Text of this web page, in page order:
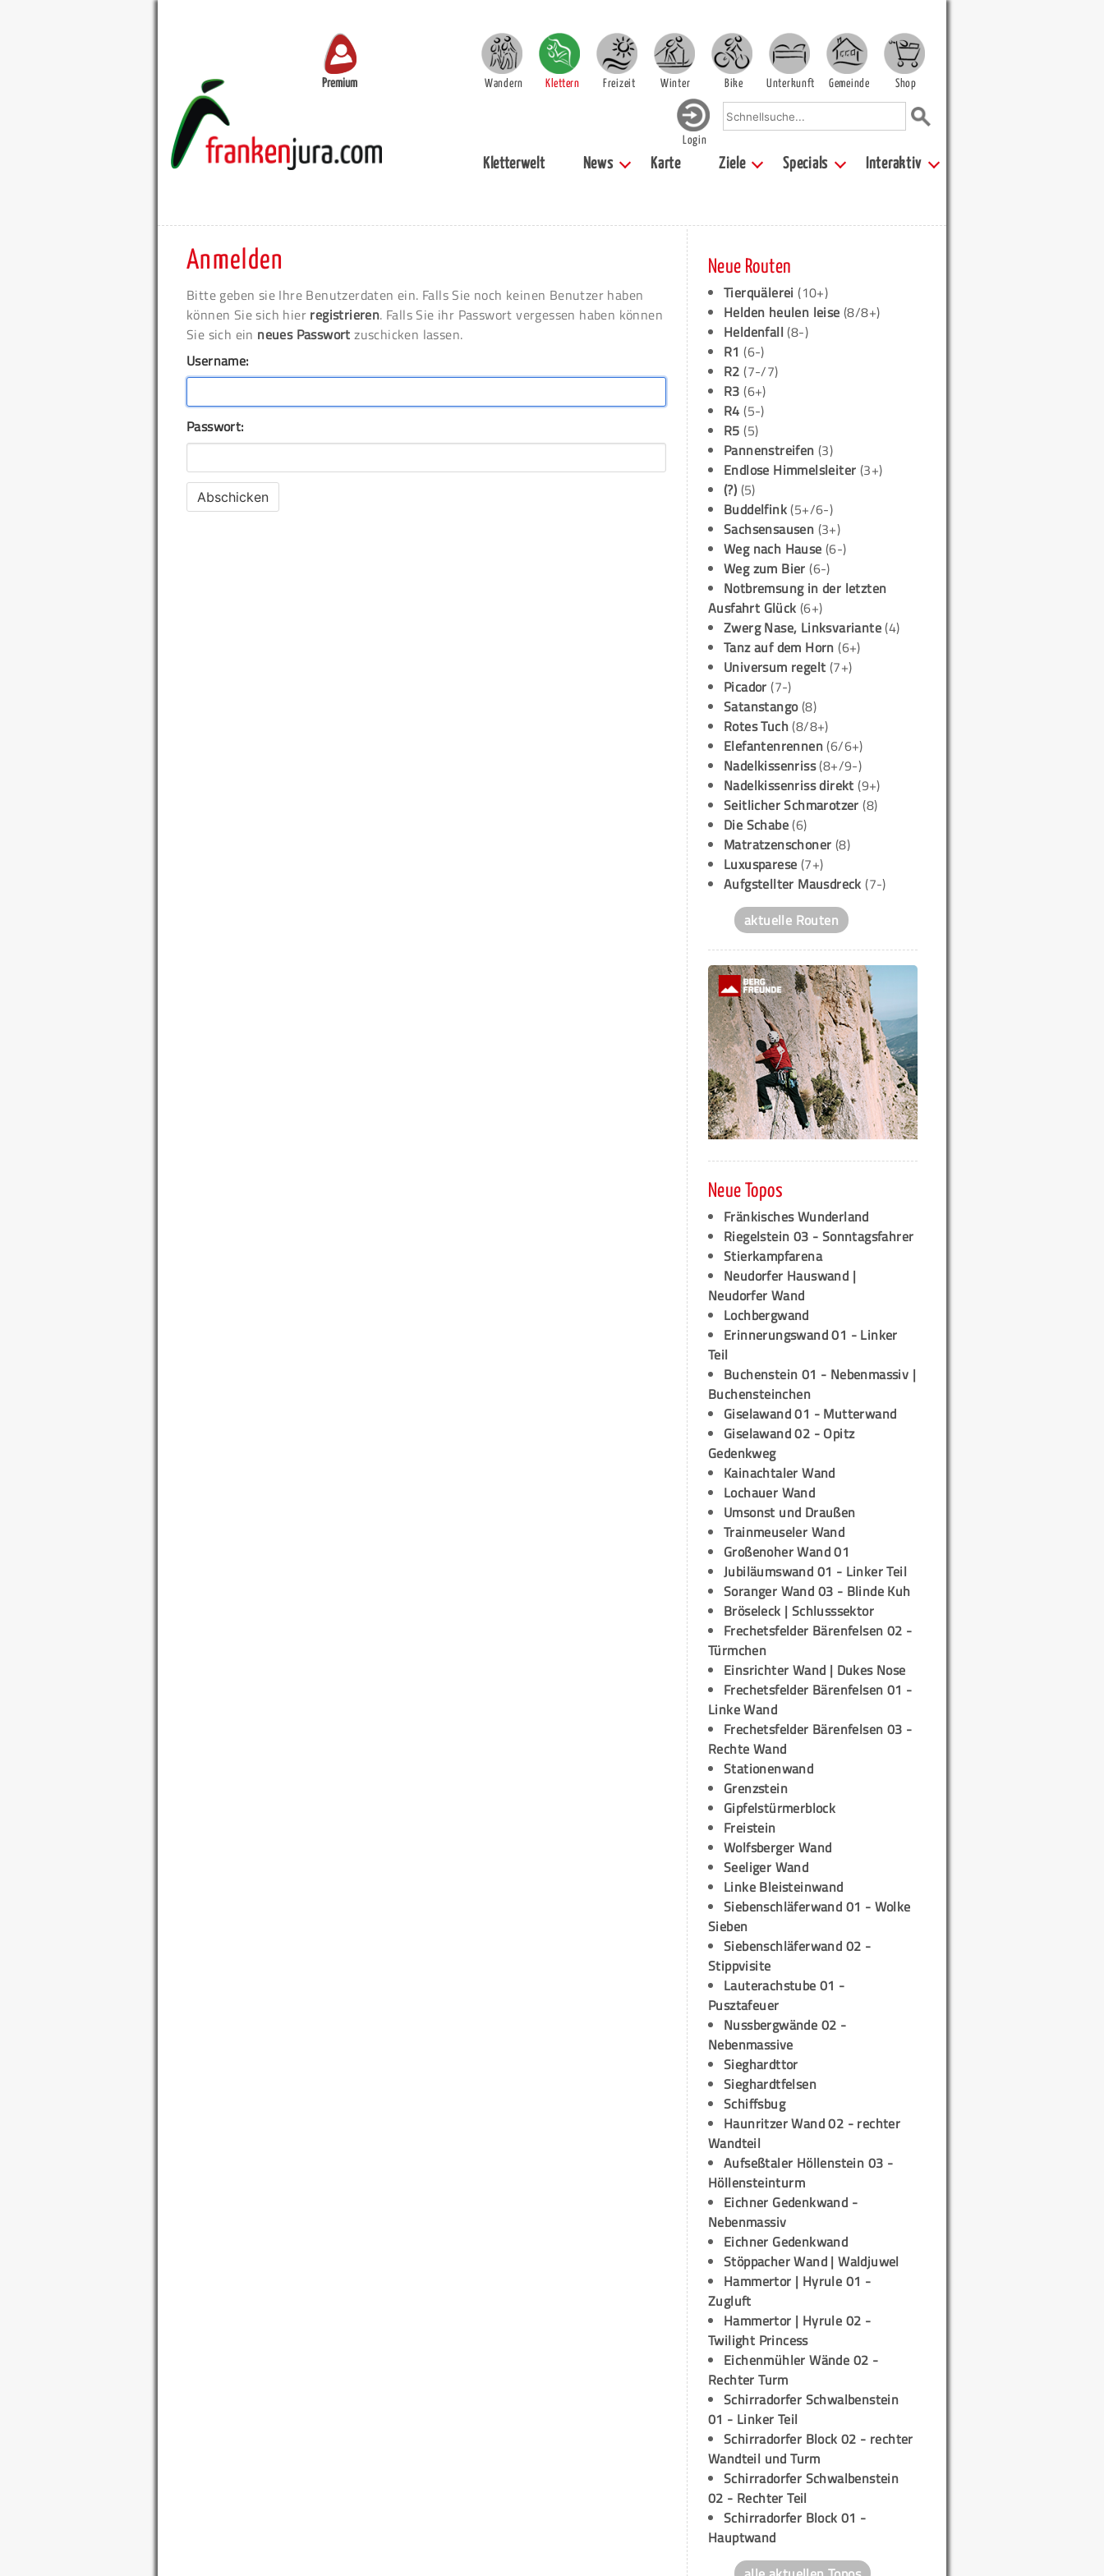
Premium Wandern Klettern Freizeit Winter Bike Unterkunft Gemeinde Shop
Login
Kletterwelt News Karte Ziele Specials Interaktiv
Anmelden
Bitte geben sie Ihre Benutzerdaten ein. Falls Sie noch keinen Benutzer haben
können Sie sich hier registrieren. Falls Sie ihr Passwort vergessen haben können
Sie sich ein neues Passwort zuschicken lassen.
Username:
Passwort:
Neue Routen
Tierquälerei (10+)
Helden heulen leise(8/8+)
Heldenfall(8-)
R1 (6-)
R2 (7-/7)
R3 (6+)
R4 (5-)
R5 (5)
Pannenstreifen (3)
Endlose Himmelsleiter (3+)
(?) (5)
Buddelfink(5+/6-)
Sachsensausen (3+)
Weg nach Hause (6-)
Weg zum Bier (6-)
Notbremsung in der letzten
Ausfahrt Glück (6+)
Zwerg Nase, Linksvariante(4)
Tanz auf dem Horn (6+)
Universum regelt (7+)
Picador (7-)
Satanstango(8)
Rotes Tuch(8/8+)
Elefantenrennen(6/6+)
Nadelkissenriss(8+/9-)
Nadelkissenriss direkt (9+)
Seitlicher Schmarotzer (8)
Die Schabe(6)
Matratzenschoner (8)
Luxusparese (7+)
Aufgstellter Mausdreck (7-)
aktuelle Routen
Neue Topos
Fränkisches Wunderland
Riegelstein 03 - Sonntagsfahrer
Stierkampfarena
Neudorfer Hauswand |
Neudorfer Wand
Lochbergwand
Erinnerungswand 01 - Linker
Teil
Buchenstein 01 - Nebenmassiv |
Buchensteinchen
Giselawand 01 - Mutterwand
Giselawand 02 - Opitz
Gedenkweg
Kainachtaler Wand
Lochauer Wand
Umsonst und Draußen
Trainmeuseler Wand
Großenoher Wand 01
Jubiläumswand 01 - Linker Teil
Soranger Wand 03 - Blinde Kuh
Bröseleck | Schlusssektor
Frechetsfelder Bärenfelsen 02 -
Türmchen
Einsrichter Wand | Dukes Nose
Frechetsfelder Bärenfelsen 01 -
Linke Wand
Frechetsfelder Bärenfelsen 03 -
Rechte Wand
Stationenwand
Grenzstein
Gipfelstürmerblock
Freistein
Wolfsberger Wand
Seeliger Wand
Linke Bleisteinwand
Siebenschläferwand 01 - Wolke
Sieben
Siebenschläferwand 02 -
Stippvisite
Lauterachstube 01 -
Pusztafeuer
Nussbergwände 02 -
Nebenmassive
Sieghardttor
Sieghardtfelsen
Schiffsbug
Haunritzer Wand 02 - rechter
Wandteil
Aufseßtaler Höllenstein 03 -
Höllensteinturm
Eichner Gedenkwand -
Nebenmassiv
Eichner Gedenkwand
Stöppacher Wand | Waldjuwel
Hammertor | Hyrule 01 -
Zugluft
Hammertor | Hyrule 02 -
Twilight Princess
Eichenmühler Wände 02 -
Rechter Turm
Schirradorfer Schwalbenstein
01 - Linker Teil
Schirradorfer Block 02 - rechter
Wandteil und Turm
Schirradorfer Schwalbenstein
02 - Rechter Teil
Schirradorfer Block 01 -
Hauptwand